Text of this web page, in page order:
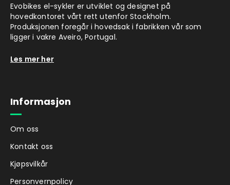
Evobikes el-sykler er utviklet og designet på
hovedkontoret vårt rett utenfor Stockholm.
Produksjonen foregår i hovedsak i fabrikken vår som
ligger i vakre Aveiro, Portugal.
Les mer her
Informasjon
Om oss
Kontakt oss
Kjøpsvilkår
Personvernpolicy